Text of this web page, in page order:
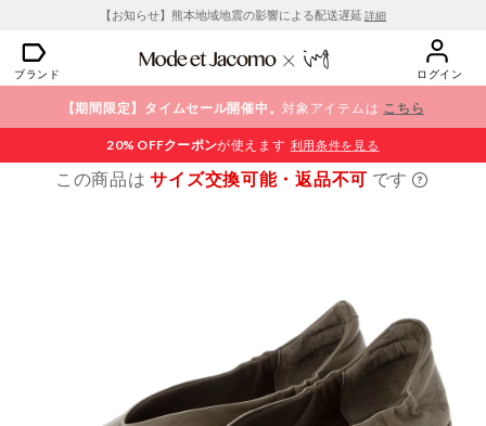
【お知らせ】熊本地域地震の影響による配送遅延 詳細
ブランド ログイン
【期間限定】タイムセール開催中。対象アイテムは こちら
20% OFFクーポンが使えます 利用条件を見る
この商品はサイズ交換可能・返品不可 です